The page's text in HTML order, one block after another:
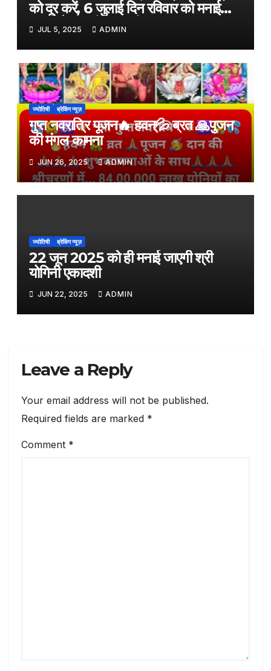
को दूर करें, 6 जुलाई दिन रविवार को मनाई
जाएगी देवशयनी एकादशी
JUL 5, 2025 ADMIN
ज्योतिषी ब्रेकिंग न्यूज़
गुप्त नवरात्रि पूजन🔥 हवन्💦 ब्रत 🙏पुजन
की मंगल कामना
JUN 26, 2025 ADMIN
ज्योतिषी ब्रेकिंग न्यूज़
22 जून 2025 को ही मनाई जाएगी श्री
योगिनी एकादशी
JUN 22, 2025 ADMIN
Leave a Reply
Your email address will not be published.
Required fields are marked *
Comment *